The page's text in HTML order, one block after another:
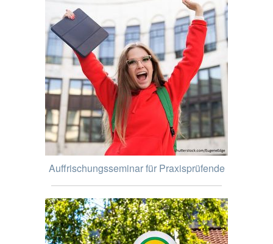
Auffrischungsseminar für Praxisprüfende